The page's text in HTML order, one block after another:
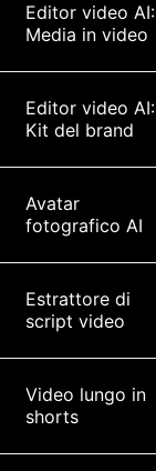
Editor video AI:
Media in video
Editor video AI:
Kit del brand
Avatar
fotografico AI
Estrattore di
script video
Video lungo in
shorts